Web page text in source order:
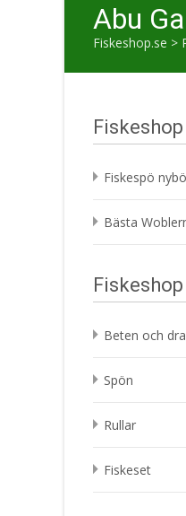
Abu
Fiskeshop.se >
Fiskespö
Bästa
Beten och
Spön
Rullar
Fiskeset